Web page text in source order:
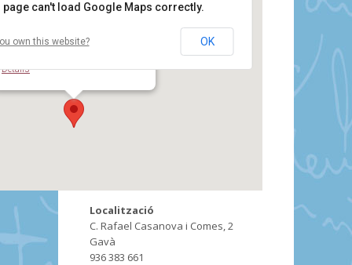
Biblioteca Marian Colomé (Gavà)
Details
page can't load Google Maps correctly.
own this website? OK
Localització
C. Rafael Casanova i Comes, 2
Gavà
936 383 661